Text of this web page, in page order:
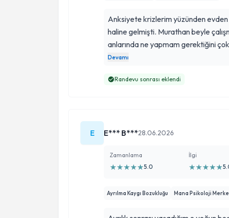
Anksiyete krizlerim yüzünden evden
haline gelmişti. Murathan beyle
anlarında ne yapmam gerektiğini
kontrolünü yeniden elime almamı
Devamı
Randevu sonrası eklendi
E E*** B***28.06.2026
Zamanlama
★★★★★5.0
İlgi
★★★★★
Ayrılma Kaygı Bozukluğu Mana Psikoloji